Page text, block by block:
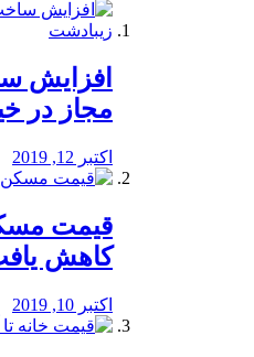
افزایش
مجاز در
اکتبر 12, 2019
کاهش
اکتبر 10, 2019